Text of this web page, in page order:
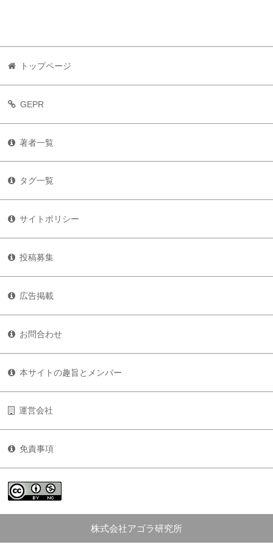
トップページ
GEPR
著者一覧
タグ一覧
サイトポリシー
投稿募集
広告掲載
お問合わせ
本サイトの趣旨とメンバー
運営会社
免責事項
株式会社アゴラ研究所